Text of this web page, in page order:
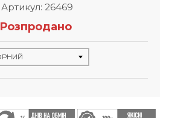
Артикул: 26469
Розпродано